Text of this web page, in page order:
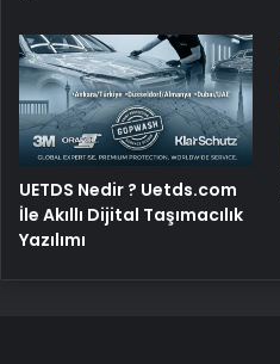
UETDS Nedir ? Uetds.com
İle Akıllı Dijital Taşımacılık
Yazılımı